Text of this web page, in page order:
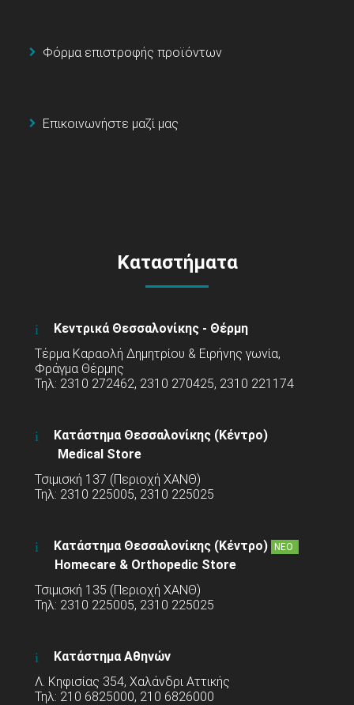
Φόρμα επιστροφής προϊόντων
Επικοινωνήστε μαζί μας
Καταστήματα
Κεντρικά Θεσσαλονίκης - Θέρμη
Τέρμα Καραολή Δημητρίου & Ειρήνης γωνία,
Φράγμα Θέρμης
Τηλ: 2310 272462, 2310 270425, 2310 221174
Κατάστημα Θεσσαλονίκης (Κέντρο)
Medical Store
Τσιμισκή 137 (Περιοχή ΧΑΝΘ)
Τηλ: 2310 225005, 2310 225025
Κατάστημα Θεσσαλονίκης (Κέντρο) ΝΕΟ
Homecare & Orthopedic Store
Τσιμισκή 135 (Περιοχή ΧΑΝΘ)
Τηλ: 2310 225005, 2310 225025
Κατάστημα Αθηνών
Λ. Κηφισίας 354, Χαλάνδρι Αττικής
Τηλ: 210 6825000, 210 6826000